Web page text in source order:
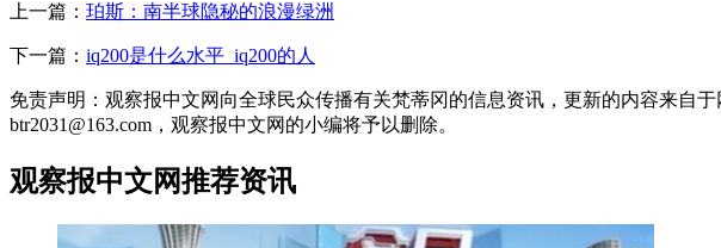
上一篇： 珀斯：南半球隐秘的浪漫绿洲
下一篇： iq200是什么水平_iq200的人
免责声明：观察报中文网向全球民众传播有关梵蒂冈的信息资讯，更新的内容来自
btr2031@163.com，观察报中文网的小编将予以删除。
观察报中文网推荐资讯